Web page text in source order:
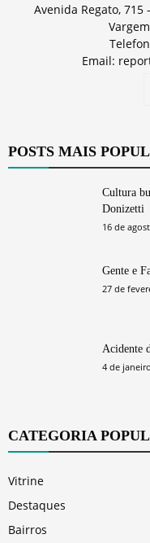
Avenida Regato, 715
Email:
POSTS MAIS
Cultura
Donizetti
16 de
Gente e
27 de
Acidente
4 de
CATEGORIA
Vitrine
Destaques
Bairros